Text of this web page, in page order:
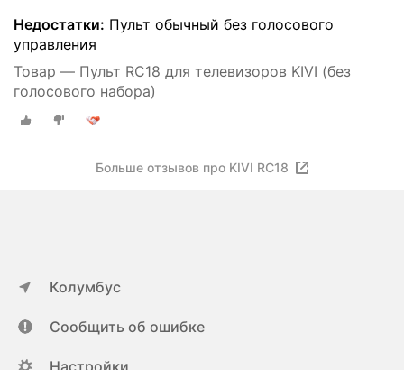
Недостатки: Пульт обычный без голосового
управления
Товар — Пульт RC18 для телевизоров KIVI (без
голосового набора)
Больше отзывов про KIVI RC18
Колумбус
Сообщить об ошибке
Настройки